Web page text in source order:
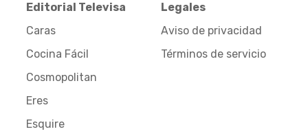
Editorial Televisa
Caras
Cocina Fácil
Cosmopolitan
Eres
Esquire
Legales
Aviso de privacidad
Términos de servicio